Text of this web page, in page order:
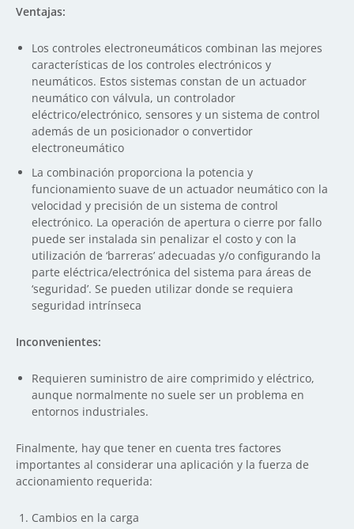
Ventajas:
Los controles electroneumáticos combinan las mejores
características de los controles electrónicos y
neumáticos. Estos sistemas constan de un actuador
neumático con válvula, un controlador
eléctrico/electrónico, sensores y un sistema de control
además de un posicionador o convertidor
electroneumático
La combinación proporciona la potencia y
funcionamiento suave de un actuador neumático con la
velocidad y precisión de un sistema de control
electrónico. La operación de apertura o cierre por fallo
puede ser instalada sin penalizar el costo y con la
utilización de ‘barreras’ adecuadas y/o configurando la
parte eléctrica/electrónica del sistema para áreas de
‘seguridad’. Se pueden utilizar donde se requiera
seguridad intrínseca
Inconvenientes:
Requieren suministro de aire comprimido y eléctrico,
aunque normalmente no suele ser un problema en
entornos industriales.
Finalmente, hay que tener en cuenta tres factores
importantes al considerar una aplicación y la fuerza de
accionamiento requerida:
Cambios en la carga